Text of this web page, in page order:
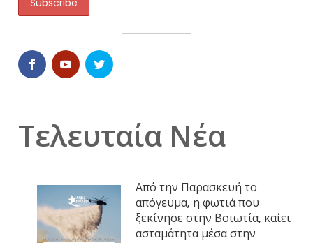
Τελευταία Νέα
Από την Παρασκευή το
απόγευμα, η φωτιά που
ξεκίνησε στην Βοιωτία, καίει
ασταμάτητα μέσα στην